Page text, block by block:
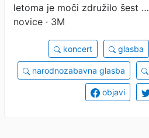
letoma je moči združilo šest …
novice · 3M
koncert glasba
narodnozabavna glasba
objavi